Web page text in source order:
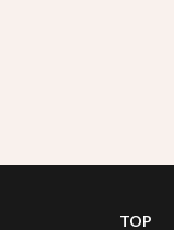
TOP